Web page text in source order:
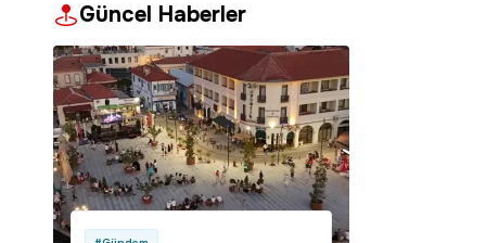
Güncel Haberler